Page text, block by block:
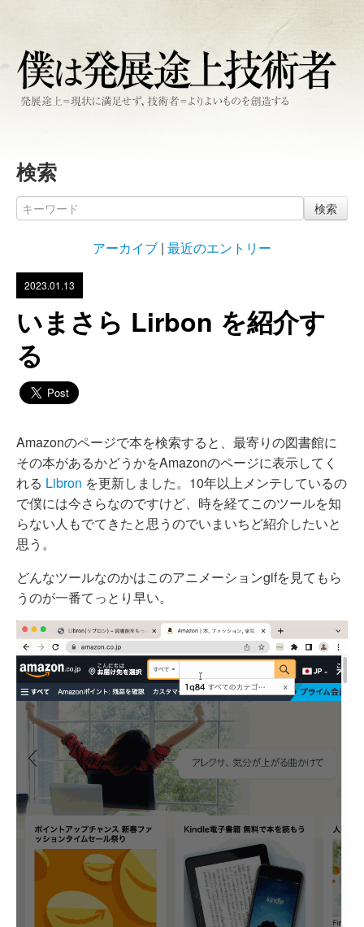
検索
検索
アーカイブ | 最近のエントリー
2023.01.13
いまさら Lirbon を紹介す
る
Amazonのページで本を検索すると、最寄りの図書館に
その本があるかどうかをAmazonのページに表示してく
れる Libron を更新しました。10年以上メンテしているの
で僕には今さらなのですけど、時を経てこのツールを知
らない人もでてきたと思うのでいまいちど紹介したいと
思う。
どんなツールなのかはこのアニメーションgifを見てもら
うのが一番てっとり早い。